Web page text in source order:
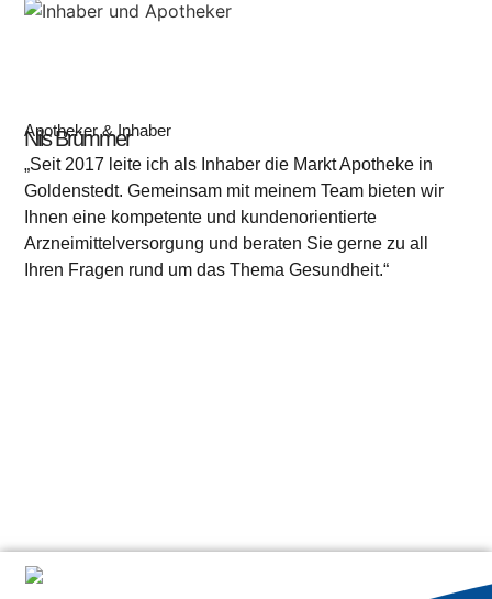
Nils Brümmer
Apotheker & Inhaber
„Seit 2017 leite ich als Inhaber die Markt Apotheke in
Goldenstedt. Gemeinsam mit meinem Team bieten wir
Ihnen eine kompetente und kundenorientierte
Arzneimittelversorgung und beraten Sie gerne zu all
Ihren Fragen rund um das Thema Gesundheit.“